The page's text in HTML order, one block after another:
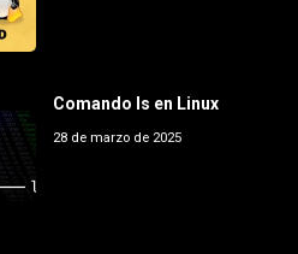
Comando ls en Linux
28 de marzo de 2025